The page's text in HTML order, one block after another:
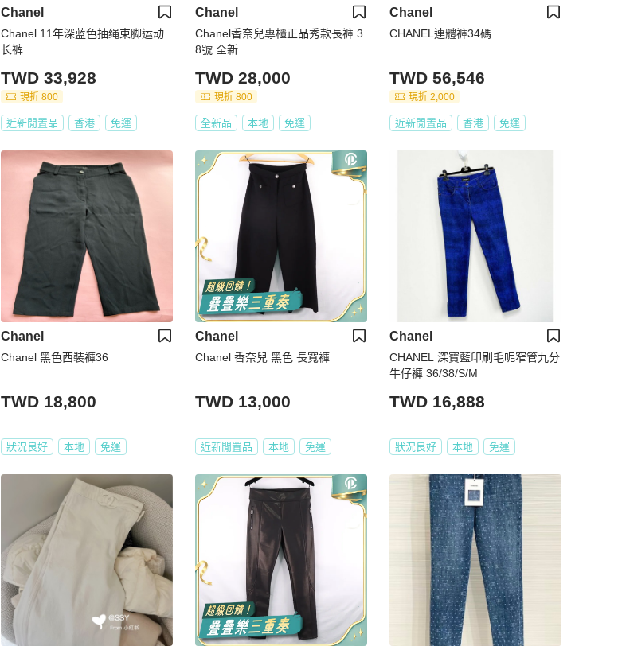
Chanel
Chanel 11年深蓝色抽绳束脚运动
长裤
TWD 33,928
現折 800
近新閒置品 香港 免運
Chanel
Chanel香奈兒專櫃正品秀款長褲 3
8號 全新
TWD 28,000
現折 800
全新品 本地 免運
Chanel
CHANEL連體褲34碼
TWD 56,546
現折 2,000
近新閒置品 香港 免運
Chanel
Chanel 黑色西裝褲36
TWD 18,800
狀況良好 本地 免運
Chanel
Chanel 香奈兒 黑色 長寬褲
TWD 13,000
近新閒置品 本地 免運
Chanel
CHANEL 深寶藍印刷毛呢窄管九分
牛仔褲 36/38/S/M
TWD 16,888
狀況良好 本地 免運